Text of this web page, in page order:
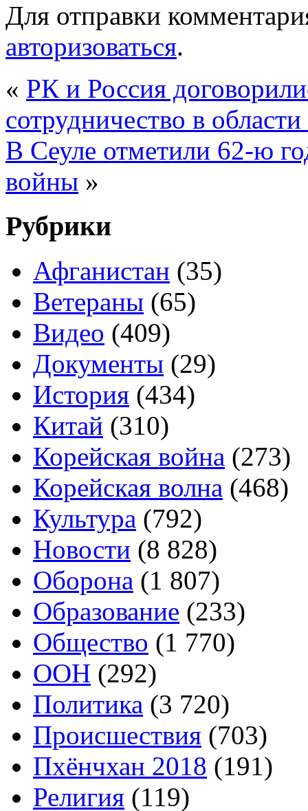
Для отправки
авторизоваться.
« РК и Россия
сотрудничество в
В Сеуле отметили 62-ю
войны »
Рубрики
Афганистан (35)
Ветераны (65)
Видео (409)
Документы (29)
История (434)
Китай (310)
Корейская война (273)
Корейская волна (468)
Культура (792)
Новости (8 828)
Оборона (1 807)
Образование (233)
Общество (1 770)
ООН (292)
Политика (3 720)
Происшествия (703)
Пхёнчхан 2018 (191)
Религия (119)